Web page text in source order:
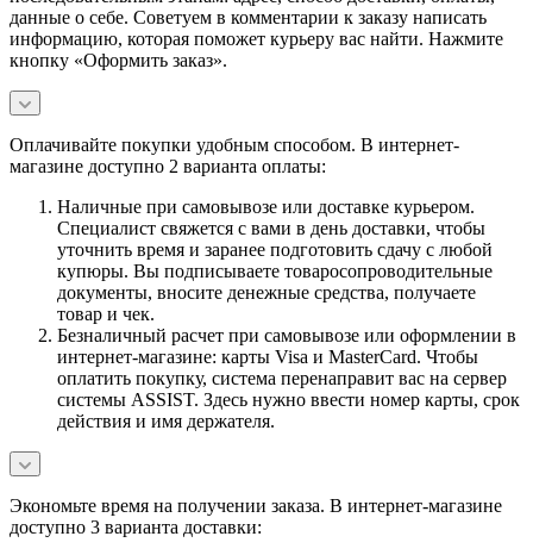
данные о себе. Советуем в комментарии к заказу написать
информацию, которая поможет курьеру вас найти. Нажмите
кнопку «Оформить заказ».
Оплачивайте покупки удобным способом. В интернет-
магазине доступно 2 варианта оплаты:
Наличные при самовывозе или доставке курьером.
Специалист свяжется с вами в день доставки, чтобы
уточнить время и заранее подготовить сдачу с любой
купюры. Вы подписываете товаросопроводительные
документы, вносите денежные средства, получаете
товар и чек.
Безналичный расчет при самовывозе или оформлении в
интернет-магазине: карты Visa и MasterCard. Чтобы
оплатить покупку, система перенаправит вас на сервер
системы ASSIST. Здесь нужно ввести номер карты, срок
действия и имя держателя.
Экономьте время на получении заказа. В интернет-магазине
доступно 3 варианта доставки: